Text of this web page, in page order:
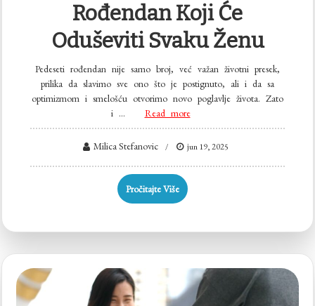
Rođendan Koji Će
Oduševiti Svaku Ženu
Pedeseti rođendan nije samo broj, već važan životni presek,
prilika da slavimo sve ono što je postignuto, ali i da sa
optimizmom i smelošću otvorimo novo poglavlje života. Zato
i …
Read more
Milica Stefanovic jun 19, 2025
Pročitajte Više